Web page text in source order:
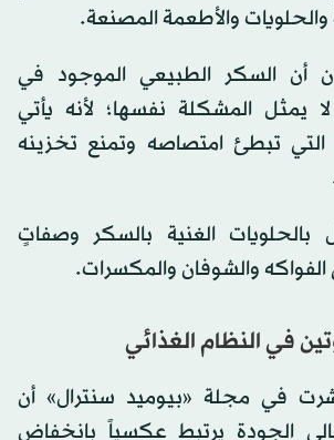
والحلويات والأطعمة المصنعة.
أن السكر الطبيعي الموجود في
لا يمثل المشكلة نفسها؛ لأنه يأتي
التي تبطئ امتصاصه وتمنع تخزينه
بالحلويات الغنية بالسكر وصفاتٍ
والشوفان والمكسرات.
في النظام الغذائي
في مجلة «بيوميد سنترال» أن
الجودة يرتبط عكسياً بانخفاض